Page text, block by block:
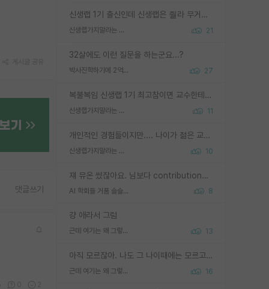
신생랩 1기 출신인데 신생랩은 줠라 무거운 바벨 같은거임. 들면 대박인데 못들면 깔려 죽음. 아무도 알려주지 않는 환경에서 자생해야하지만, 일단 살아남았다면 그 어떤 사람보다 악착같고 생존력 높은 사람으로 거듭날 수 있음
신생랩가지말라는 이유가 있었구나 21
32살에도 이런 질문을 하는군요...?
박사진학하기에 2억은 괜찮은 (?) 정도의 경제력인가요 27
복불복임 신생랩 1기 최고참이면 교수한테 직접 지도받는 시간이 매우 많음 제대로 된 교수라면 말이지 그게 아니라면 그냥 넌 해방 불가능한 노예 1호에 감점쓰레기통이 되는거고
신생랩가지말라는 이유가 있었구나 11
개인적인 경험들이지만.... 나이가 젊은 교수일수록 꼰대라는 가면을 쓴 채로 무례함을 행동하는 경우가 거의 90% 정도였음. 나이가 어린데 다른 또래들과 달리 명예, 권력, 재력까지 얻었으니 세상 다 가진 기분이겠지. 오히러 나이 든 교수들이 행동과 말을 더 조심하시더라.
신생랩가지말라는 이유가 있었구나 10
쟤 뮤온 썼잖아요. 님보다 contribution많음
AI 학회들 거품 슬슬 지적이 나오네요 8
걍 애라서 그럼
근데 여기는 왜 그렇게 SPK를 물어보는거임? 13
아직 모르잖아. 나도 그 나이때에는 모르고 평가 받고 안심하고 싶었어.
근데 여기는 왜 그렇게 SPK를 물어보는거임? 16
댓글쓰기